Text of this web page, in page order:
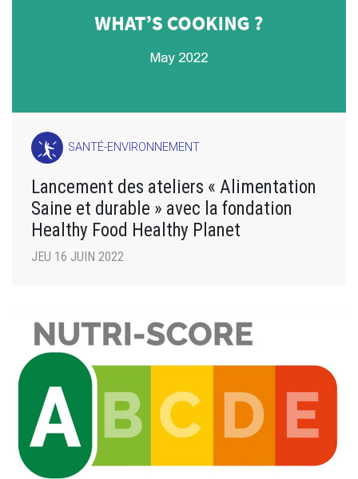
SANTÉ-ENVIRONNEMENT
Lancement des ateliers « Alimentation
Saine et durable » avec la fondation
Healthy Food Healthy Planet
JEU 16 JUIN 2022